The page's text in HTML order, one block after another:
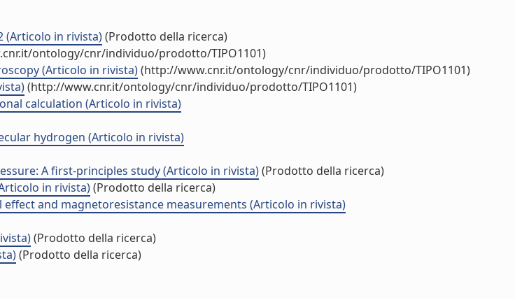
(Articolo in rivista)(Prodotto della ricerca)
ontology/cnr/individuo/prodotto/TIPO1101)
(Articolo in rivista)(http://www.cnr.it/ontology/cnr/individuo/prodotto/TIPO1101)
(http://www.cnr.it/ontology/cnr/individuo/prodotto/TIPO1101)
calculation (Articolo in rivista)
hydrogen (Articolo in rivista)
A first-principles study (Articolo in rivista)(Prodotto della ricerca)
in rivista)(Prodotto della ricerca)
and magnetoresistance measurements (Articolo in rivista)
(Prodotto della ricerca)
(Prodotto della ricerca)